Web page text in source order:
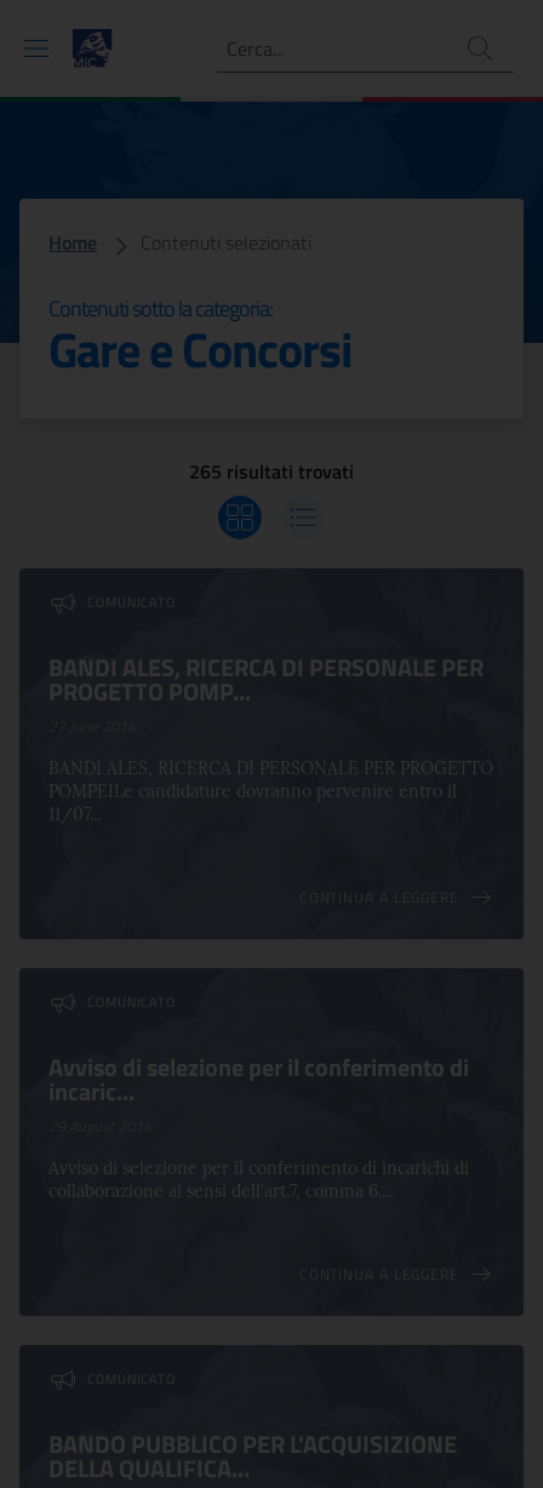
Ricerca
Home Contenuti selezionati
Contenuti sotto la categoria:
Gare e Concorsi
265 risultati trovati
Visualizza grigliaVisualizza elenco
Comunicati nella categoria Gare e
COMUNICATO
BANDI ALES, RICERCA DI PERSONALE PER
PROGETTO POMP...
BANDI ALES, RICERCA DI PERSONALE PER PROGETTO
POMPEILe candidature dovranno pervenire entro il
11/07...
CONTINUA A LEGGERE
COMUNICATO
Avviso di selezione per il conferimento di
incaric...
Avviso di selezione per il conferimento di incarichi di
collaborazione ai sensi dell'art.7, comma 6....
CONTINUA A LEGGERE
COMUNICATO
BANDO PUBBLICO PER L'ACQUISIZIONE
DELLA QUALIFICA...